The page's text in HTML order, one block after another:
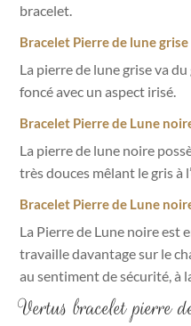
bracelet.
Bracelet Pierre de lune grise
La pierre de lune grise va
foncé avec un aspect irisé.
Bracelet Pierre de Lune
La pierre de lune noire
très douces mêlant le gris à
Bracelet Pierre de Lune
La Pierre de Lune noire est
travaille davantage sur le
au sentiment de sécurité, à
Vertus bracelet pierre